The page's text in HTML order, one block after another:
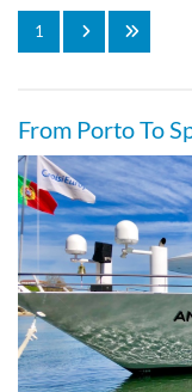
1
From Porto To